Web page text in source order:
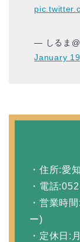
— しるま
January
・住所:愛
・電話
・営業時
ー)
・定休日: